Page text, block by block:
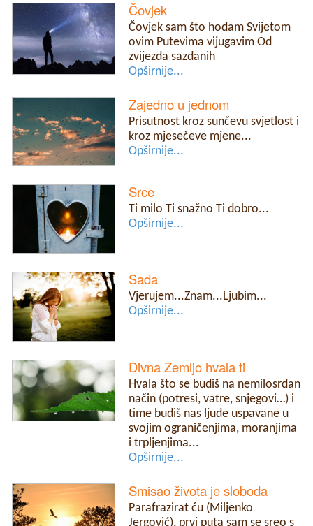
Čovjek
Čovjek sam što hodam Svijetom
ovim Putevima vijugavim Od
zvijezda sazdanih
Opširnije...
Zajedno u jednom
Prisutnost kroz sunčevu svjetlost i
kroz mjesečeve mjene...
Opširnije...
Srce
Ti milo Ti snažno Ti dobro...
Opširnije...
Sada
Vjerujem...Znam...Ljubim...
Opširnije...
Divna Zemljo hvala ti
Hvala što se budiš na nemilosrdan
način (potresi, vatre, snjegovi…) i
time budiš nas ljude uspavane u
svojim ograničenjima, moranjima
i trpljenjima...
Opširnije...
Smisao života je sloboda
Parafrazirat ću (Miljenko
Jergović), prvi puta sam se sreo s